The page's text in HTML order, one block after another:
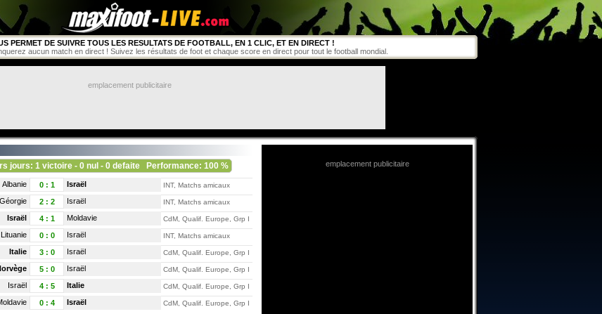
PERMET DE SUIVRE TOUS LES RESULTATS DE FOOTBALL, EN 1 CLIC, ET EN DIRECT !
aucun match en direct ! Suivez les résultats de foot et chaque score en direct pour tout le football mondial.
emplacement publicitaire
jours: 1 victoire - 0 nul - 0 defaite
Performance: 100 %
Albanie 0: 1 Israël INT, Matchs amicaux
Géorgie 2: 2 Israël INT, Matchs amicaux
Israël 4: 1 Moldavie CdM, Qualif. Europe, Grp I
Lituanie 0: 0 Israël INT, Matchs amicaux
Italie 3: 0 Israël CdM, Qualif. Europe, Grp I
5: 0 Israël CdM, Qualif. Europe, Grp I
Israël 4: 5 Italie CdM, Qualif. Europe, Grp I
0: 4 Israël CdM, Qualif. Europe, Grp I
emplacement publicitaire